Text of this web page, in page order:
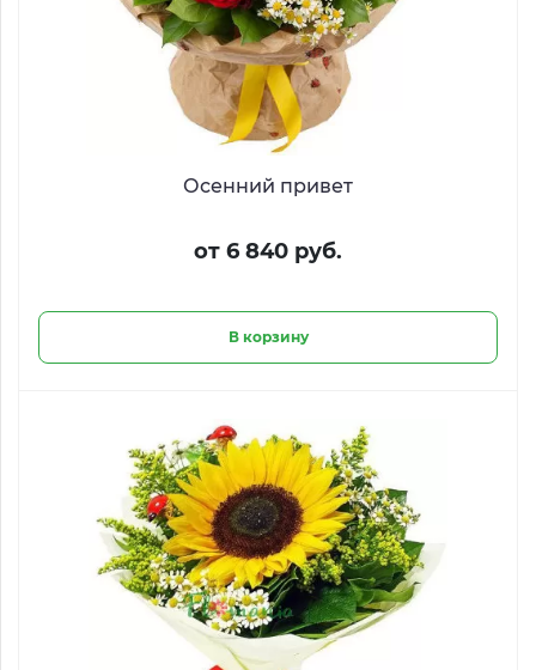
Осенний привет
от 6 840 руб.
В корзину